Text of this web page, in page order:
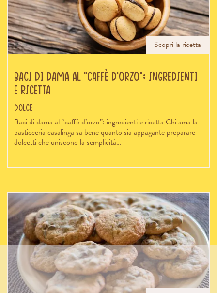
Scopri la ricetta
Baci di dama al “caffè d’orzo”: ingredienti
e ricetta
Dolce
Baci di dama al “caffè d’orzo”: ingredienti e ricetta Chi ama la
pasticceria casalinga sa bene quanto sia appagante preparare
dolcetti che uniscono la semplicità…